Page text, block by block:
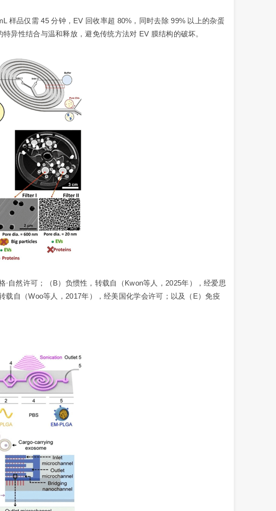
样品仅需 45 分钟，EV 回收率超 80%，同时去除 99% 以上的杂蛋
异性结合与温和释放，避免传统方法对 EV 膜结构的破坏。
自然许可；（B）负惯性，转载自（Kwon等人，2025年），经爱思
自（Woo等人，2017年），经美国化学会许可；以及（E）免疫